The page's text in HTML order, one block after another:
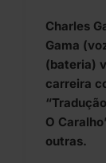
Charles
Gama
(bateria)
carreira
O
outras.